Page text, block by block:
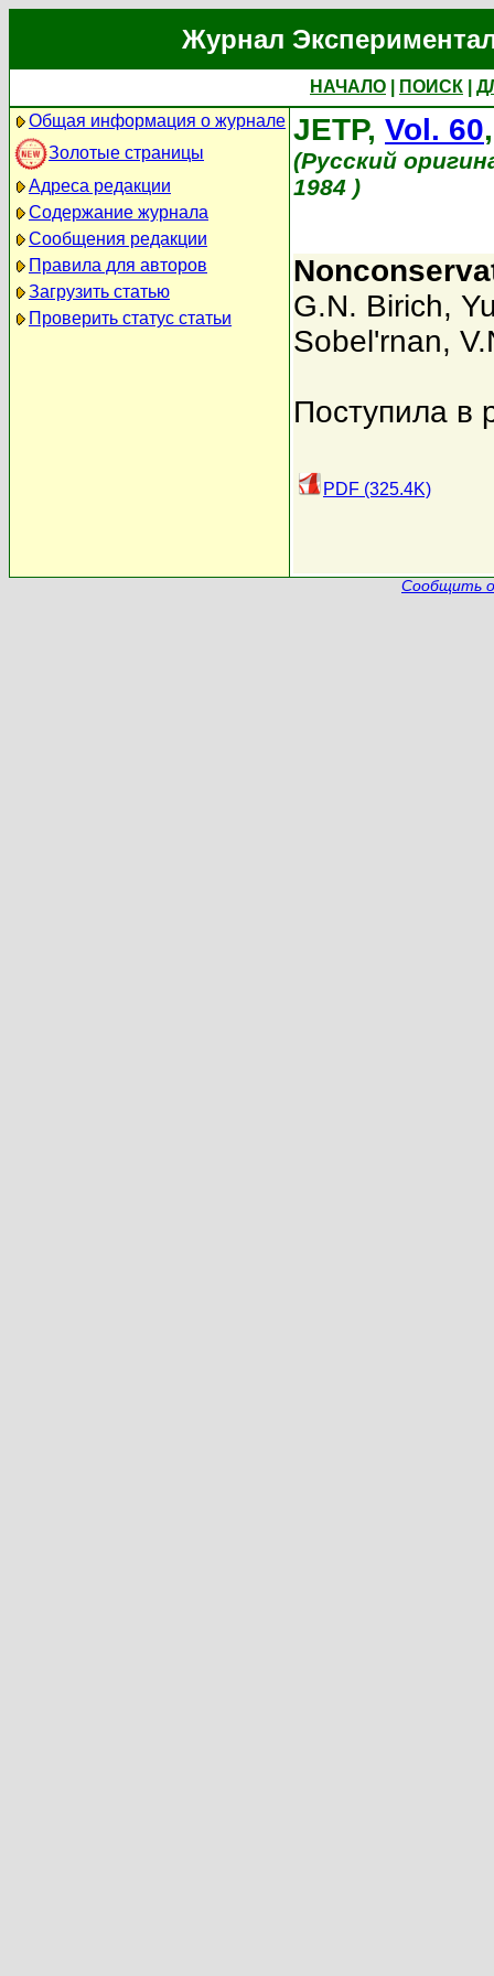
Журнал
НАЧАЛО ПОИСК
Общая информация о журнале
Золотые страницы
Адреса редакции
Содержание журнала
Сообщения редакции
Правила для авторов
Загрузить статью
Проверить статус статьи
JETP, Vol. 60
(Русский
1984 )
G.N. Birich,
Sobel'rnan,
Поступила в
PDF (325.4K)
Сообщить о